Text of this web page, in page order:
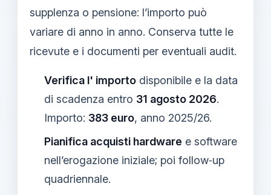
supplenza o pensione: l’importo può
variare di anno in anno. Conserva tutte le
ricevute e i documenti per eventuali audit.
Verifica l' importo disponibile e la data
di scadenza entro 31 agosto 2026.
Importo: 383 euro, anno 2025/26.
Pianifica acquisti hardware e software
nell’erogazione iniziale; poi follow‑up
quadriennale.